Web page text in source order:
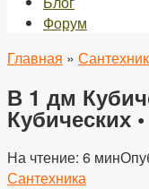
Форум
Главная »
В 1 дм
Кубических
На чтение: 6 мин
Сантехника